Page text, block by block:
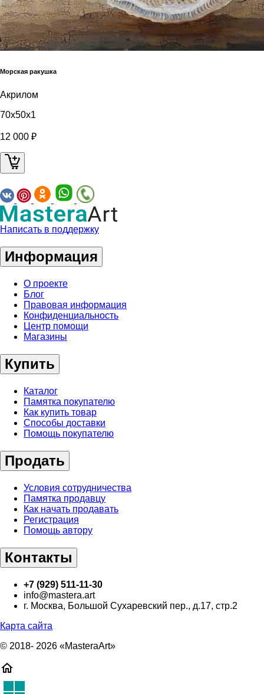
Морская ракушка
Акрилом
70x50x1
12 000 ₽
Написать в поддержку
Информация
О проекте
Блог
Правовая информация
Конфиденциальность
Центр помощи
Магазины
Купить
Каталог
Памятка покупателю
Как купить товар
Способы доставки
Помощь покупателю
Продать
Условия сотрудничества
Памятка продавцу
Как начать продавать
Регистрация
Помощь автору
Контакты
+7 (929) 511-11-30
info@mastera.art
г. Москва, Большой Сухаревский пер., д.17, стр.2
Карта сайта
© 2018- 2026 «MasteraArt»